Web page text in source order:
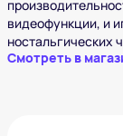
видеофункции, и
ностальгических
Смотреть в